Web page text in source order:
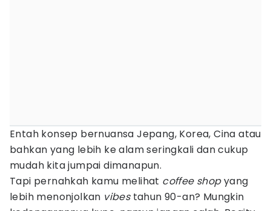
Entah konsep bernuansa Jepang, Korea, Cina atau
bahkan yang lebih ke alam seringkali dan cukup
mudah kita jumpai dimanapun.
Tapi pernahkah kamu melihat coffee shopyang
lebih menonjolkan vibestahun 90-an? Mungkin